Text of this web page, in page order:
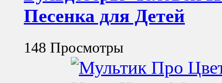
Песенка для Детей
148 Просмотры